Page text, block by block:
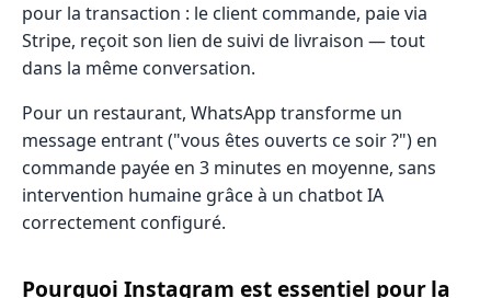
pour la transaction : le client commande, paie via
Stripe, reçoit son lien de suivi de livraison — tout
dans la même conversation.
Pour un restaurant, WhatsApp transforme un
message entrant ("vous êtes ouverts ce soir ?") en
commande payée en 3 minutes en moyenne, sans
intervention humaine grâce à un chatbot IA
correctement configuré.
Pourquoi Instagram est essentiel pour la